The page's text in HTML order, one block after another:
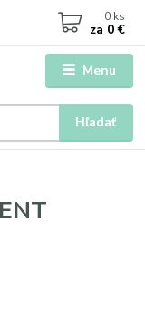
Menu
Hľadať
0 ks
za 0 €